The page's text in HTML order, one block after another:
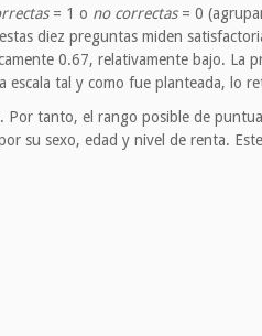
= 1 o no correctas= 0
diez preguntas miden
0.67, relativamente bajo. La
tal y como fue planteada, lo
tanto, el rango posible de
su sexo, edad y nivel de renta.